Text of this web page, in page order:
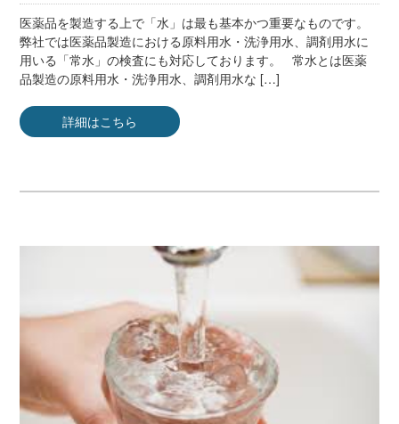
医薬品を製造する上で「水」は最も基本かつ重要なものです。
弊社では医薬品製造における原料用水・洗浄用水、調剤用水に
用いる「常水」の検査にも対応しております。 常水とは医薬
品製造の原料用水・洗浄用水、調剤用水な […]
詳細はこちら